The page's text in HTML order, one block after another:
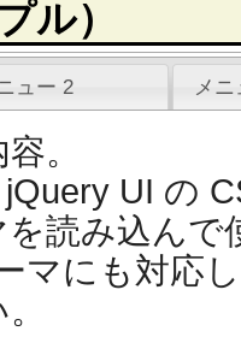
ル）
ュー 2 メ
。
UI の
を読み込ん
マにも対応